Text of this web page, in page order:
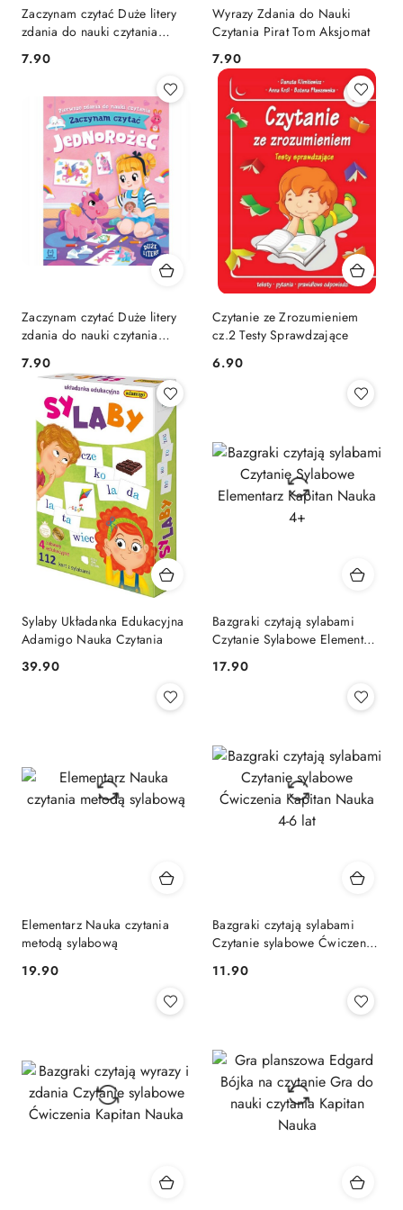
Zaczynam czytać Duże litery
zdania do nauki czytania
Króliczki Aksjomat
Cena:
7.90
Wyrazy Zdania do Nauki
Czytania Pirat Tom Aksjomat
Cena:
7.90
Zaczynam czytać Duże litery
zdania do nauki czytania
Cena:
7.90
Czytanie ze Zrozumieniem
cz.2 Testy Sprawdzające
Cena:
6.90
Sylaby Układanka Edukacyjna
Adamigo Nauka Czytania
Cena:
39.90
Bazgraki czytają sylabami
Czytanie Sylabowe Elementarz
Cena:
17.90
Elementarz Nauka czytania
metodą sylabową
Cena:
19.90
Bazgraki czytają sylabami
Czytanie sylabowe Ćwiczenia
Cena:
11.90